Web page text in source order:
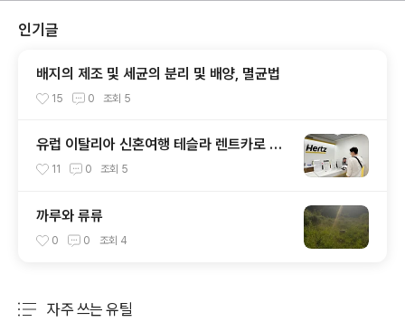
인기글
배지의 제조 및 세균의 분리 및 배양, 멸균법
15 0 조회 5
유럽 이탈리아 신혼여행 테슬라 렌트카로 다
녀왔습니다.
11 0 조회 5
까루와 류류
0 0 조회 4
자주 쓰는 유틸